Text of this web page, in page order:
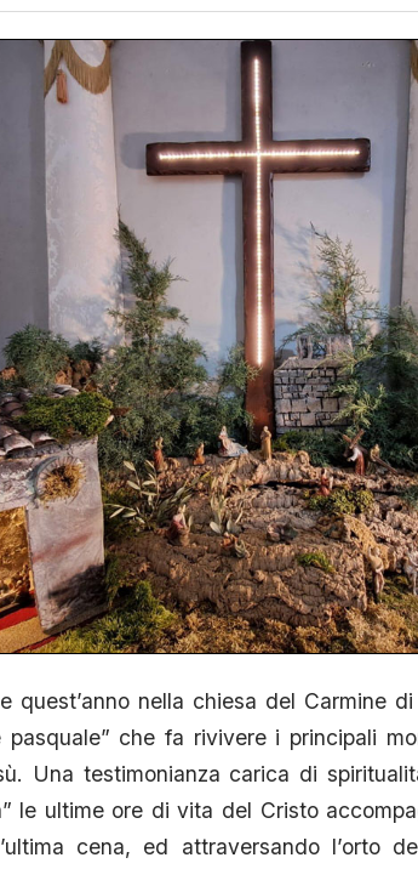
quest’anno nella chiesa del Carmine
pasquale” che fa rivivere i principali
Una testimonianza carica di
le ultime ore di vita del Cristo
cena, ed attraversando l’orto